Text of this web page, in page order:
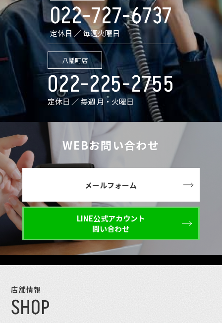
022-727-6737
定休日 ／ 毎週火曜日
八幡町店
022-225-2755
定休日 ／ 毎週 月・火曜日
WEBお問い合わせ
メールフォーム
LINE公式アカウント
問い合わせ
店舗情報
SHOP